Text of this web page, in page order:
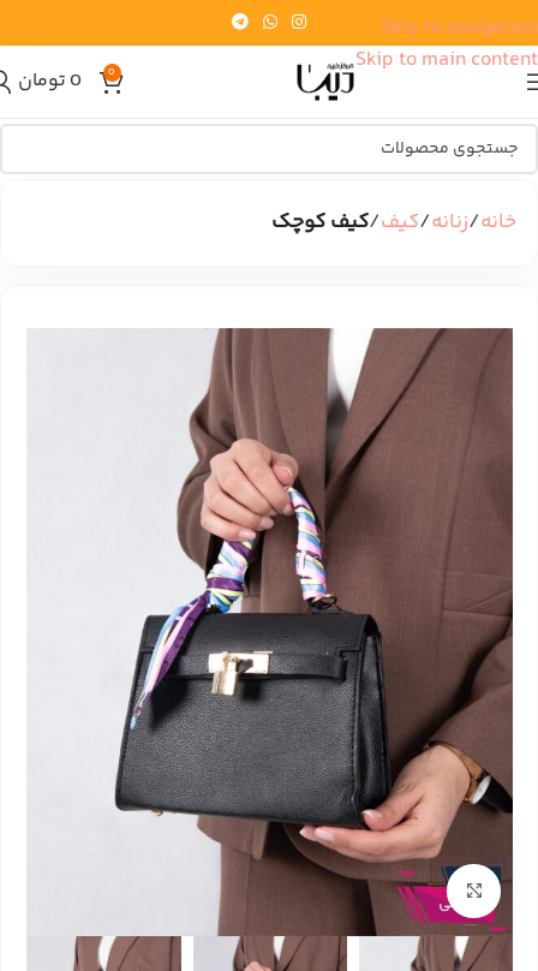
Skip to navigation
Skip to main content
0
0 تومان
خانه زنانه کیف کیف کوچک
بزرگنمایی تصویر